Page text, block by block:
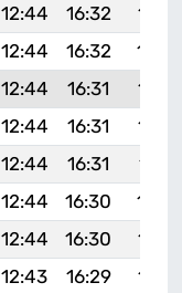
12:44 16:32
12:44 16:32
12:44 16:31
12:44 16:31
12:44 16:31
19:41
12:44 16:30
12:44 16:30
12:43 16:29